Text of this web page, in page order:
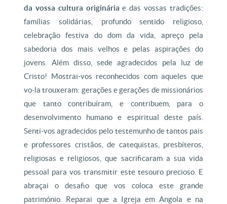
da vossa cultura originária e das vossas tradições:
famílias solidárias, profundo sentido religioso,
celebração festiva do dom da vida, apreço pela
sabedoria dos mais velhos e pelas aspirações do
jovens. Além disso, sede agradecidos pela luz de
Cristo! Mostrai-vos reconhecidos com aqueles que
vo-la trouxeram: gerações e gerações de missionários
que tanto contribuíram, e contribuem, para o
desenvolvimento humano e espiritual deste país.
Senti-vos agradecidos pelo testemunho de tantos pais
e professores cristãos, de catequistas, presbíteros,
religiosas e religiosos, que sacrificaram a sua vida
pessoal para vos transmitir este tesouro precioso. E
abraçai o desafio que vos coloca este grande
património. Reparai que a Igreja em Angola e na